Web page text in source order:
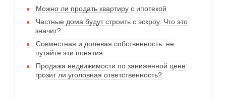
Можно ли продать квартиру с ипотекой
Частные дома будут строить с эскроу. Что это
значит?
Совместная и долевая собственность: не
путайте эти понятия
Продажа недвижимости по заниженной цене:
грозит ли уголовная ответственность?